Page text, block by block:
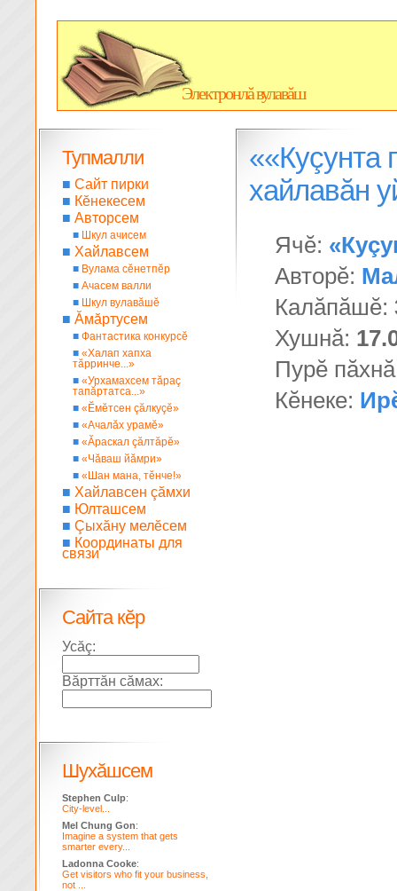
Электронлă вулавăш
««Куçунта
хайлавăн
Ячĕ:
Авторĕ:
Калăпăшĕ:
Хушнă:
Пурĕ
Кĕнеке:
Тупмалли
■ Сайт пирки
■ Кĕнекесем
■ Авторсем
■ Шкул ачисем
■ Хайлавсем
■ Вулама сĕнетпĕр
■ Ачасем валли
■ Шкул вулавăшĕ
■ Ăмăртусем
■ Фантастика конкурсĕ
■ «Халап хапха
тăрринче...»
■ «Урхамахсем тăраç
тапăртатса...»
■ «Ĕмĕтсен çăлкуçĕ»
■ «Ачалăх урамĕ»
■ «Ăраскал çăлтăрĕ»
■ «Чăваш йăмри»
■ «Шан мана, тĕнче!»
■ Хайлавсен çăмхи
■ Юлташсем
■ Çыхăну мелĕсем
■ Координаты для
связи
Сайта кĕр
Усăç:
Вăрттăн сăмах:
Шухăшсем
Stephen Culp:
City-level...
Mel Chung Gon:
Imagine a system that gets
smarter every...
Ladonna Cooke:
Get visitors who fit your business,
not ...